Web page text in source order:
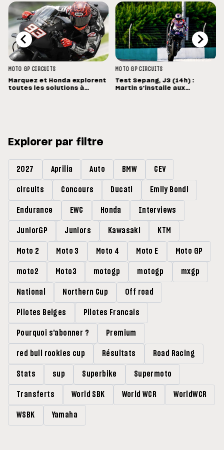
MOTO GP CIRCUITS
Marquez et Honda explorent
toutes les solutions à
MOTO GP CIRCUITS
Test Sepang, J3 (14h) :
Martin s'installe aux
Explorer par filtre
2027 Aprilia Auto BMW CEV
circuits Concours Ducati Emily Bondi
Endurance EWC Honda Interviews
JuniorGP Juniors Kawasaki KTM
Moto 2 Moto 3 Moto 4 Moto E Moto GP
moto2 Moto3 motogp motogp mxgp
National Northern Cup Off road
Pilotes Belges Pilotes Francais
Pourquoi s'abonner ? Premium
red bull rookies cup Résultats Road Racing
Stats sup Superbike Supermoto
Transferts World SBK World WCR WorldWCR
WSBK Yamaha